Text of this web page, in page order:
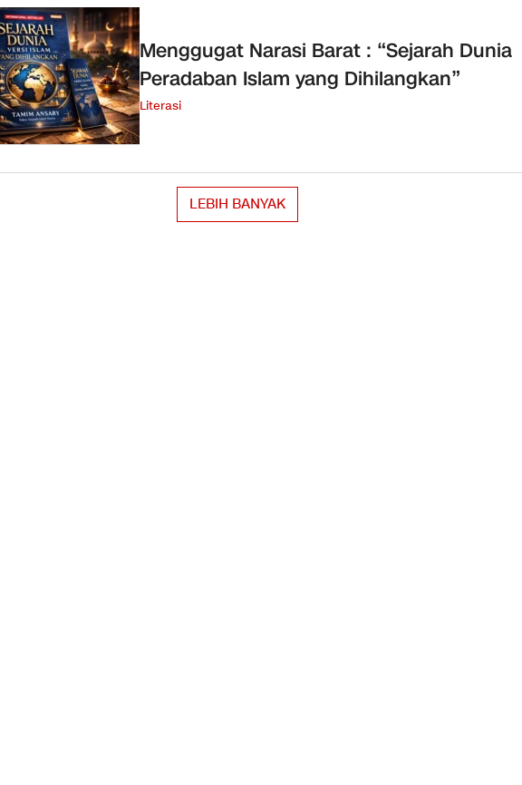
Menggugat Narasi Barat : “Sejarah Dunia
Peradaban Islam yang Dihilangkan”
Literasi
LEBIH BANYAK